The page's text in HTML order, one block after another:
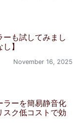
も試してみまし
】
November 16, 2025
ラーを簡易静音化
スク低コストで効